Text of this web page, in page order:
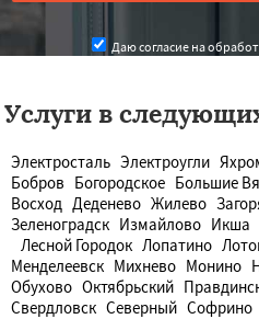
Даю согласие на
Услуги в
Электросталь Электроугли
Бобров Богородское Большие
Восход Деденево Жилево
Зеленоградск Измайлово Икша
Лесной Городок Лопатино
Менделеевск Михнево Монино
Обухово Октябрьский
Свердловск Северный Софрино